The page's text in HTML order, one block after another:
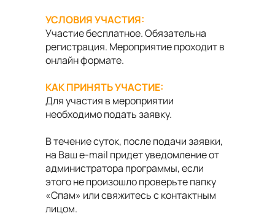
УСЛОВИЯ УЧАСТИЯ:
Участие бесплатное. Обязательна
регистрация. Мероприятие проходит в
онлайн формате.
КАК ПРИНЯТЬ УЧАСТИЕ:
Для участия в мероприятии
необходимо подать заявку.
В течение суток, после подачи заявки,
на Ваш e-mail придет уведомление от
администратора программы, если
этого не произошло проверьте папку
«Спам» или свяжитесь с контактным
лицом.